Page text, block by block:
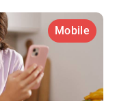
Mobile